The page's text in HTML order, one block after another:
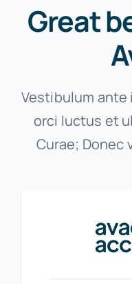
Great
Vestibulum ante
orci luctus et
Curae; Donec